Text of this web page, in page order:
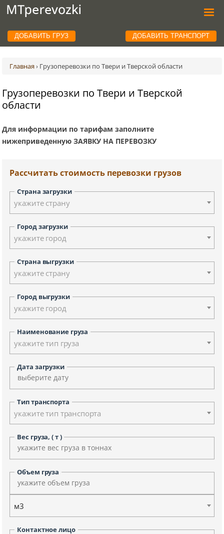
ДОБАВИТЬ ГРУЗ ДОБАВИТЬ ТРАНСПОРТ
Главная › Грузоперевозки по Твери и Тверской области
Грузоперевозки по Твери и Тверской
области
Для информации по тарифам заполните
нижеприведенную ЗАЯВКУ НА ПЕРЕВОЗКУ
Рассчитать стоимость перевозки грузов
Страна загрузки
укажите страну
Город загрузки
укажите город
Страна выгрузки
укажите страну
Город выгрузки
укажите город
Наименование груза
укажите тип груза
Дата загрузки
Тип транспорта
укажите тип транспорта
Вес груза, ( т )
Объем груза
м3
Контактное лицо